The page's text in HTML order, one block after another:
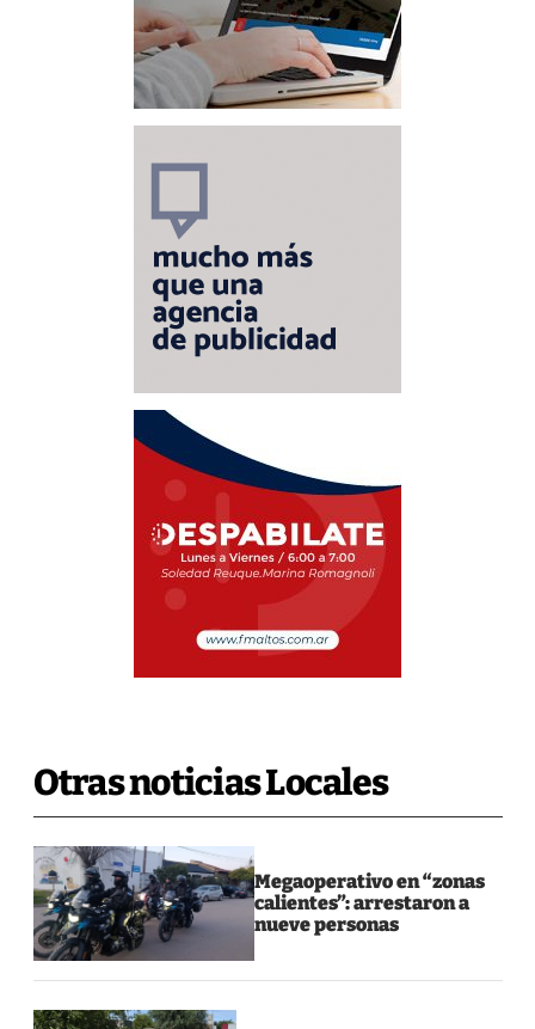
Otras noticias Locales
Megaoperativo en “zonas
calientes”: arrestaron a
nueve personas